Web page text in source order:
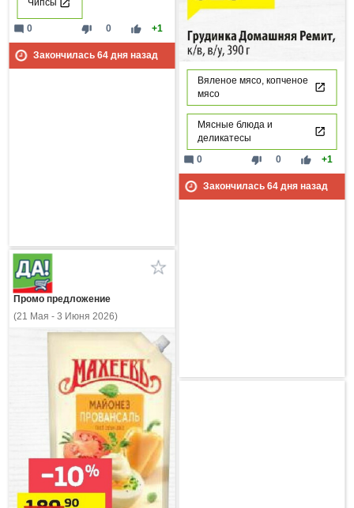
Чипсы
thumb_down 0 thumb_up +1
mode_comment 0
Закончилась 64дня назад
Вяленое мясо, копченое
мясо
Мясные блюда и
деликатесы
thumb_down 0 thumb_up +1
mode_comment 0
Закончилась 64дня назад
Промо предложение
(21 Мая - 3 Июня 2026)